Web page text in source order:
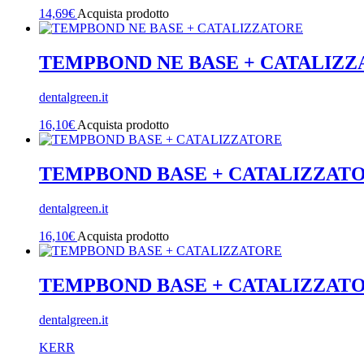
14,69€ Acquista prodotto
TEMPBOND NE BASE +
dentalgreen.it
16,10€ Acquista prodotto
TEMPBOND BASE +
dentalgreen.it
16,10€ Acquista prodotto
TEMPBOND BASE +
dentalgreen.it
KERR